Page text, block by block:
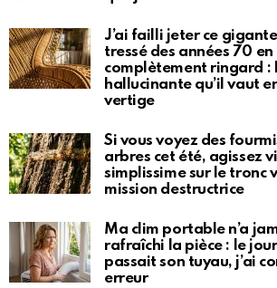
J’ai failli jeter ce
tressé des années 70
complètement ringard :
hallucinante qu’il vaut
vertige
Si vous voyez des
arbres cet été, agissez
simplissime sur le tronc
mission destructrice
Ma clim portable n’a
rafraîchi la pièce : le jour
passait son tuyau, j’ai
erreur